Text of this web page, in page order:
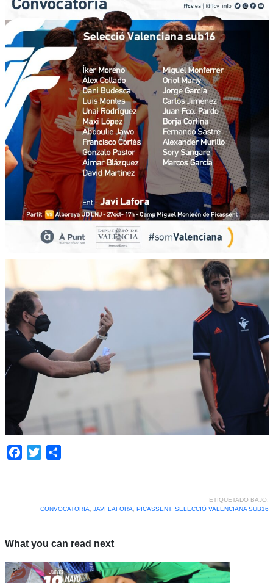
Facebook
Twitter
ETIQUETADO BAJO:
CONVOCATORIA
JAVI LAFORA PICASSENT, SELECCIÓ VALENCIANA SUB16
What you can read next